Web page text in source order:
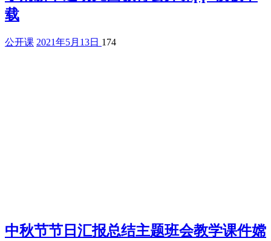
载
公开课 2021年5月13日 174
中秋节节日汇报总结主题班会教学课件嫦